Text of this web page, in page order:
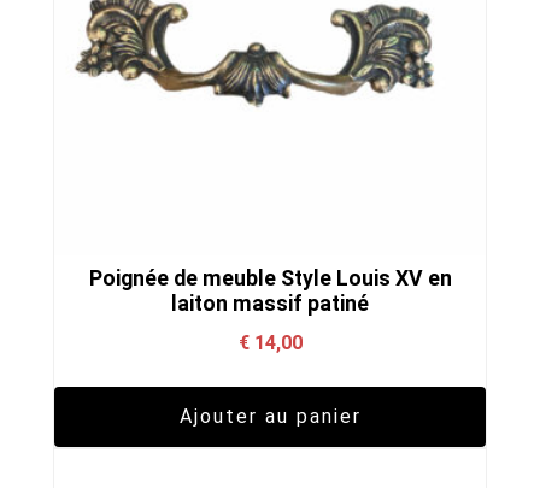
Poignée de meuble Style Louis XV en
laiton massif patiné
€14,00
Ajouter au panier